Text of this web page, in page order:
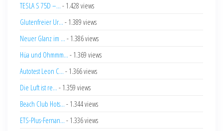
TESLA S 75D –... - 1.428 views
Glutenfreier Ur... - 1.389 views
Neuer Glanz im ... - 1.386 views
Hüa und Ohmmm... - 1.369 views
Autotest Leon C... - 1.366 views
Die Luft ist re... - 1.359 views
Beach Club Hots... - 1.344 views
ETS-Plus-Fernan... - 1.336 views